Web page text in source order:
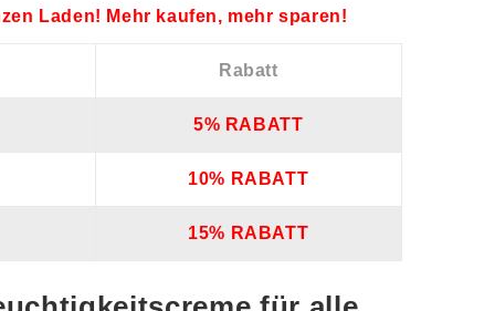
Laden! Mehr kaufen, mehr sparen!
Rabatt
5% RABATT
10% RABATT
15% RABATT